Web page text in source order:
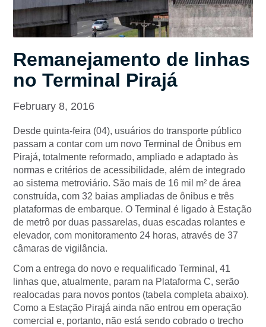
Remanejamento de linhas
no Terminal Pirajá
February 8, 2016
Desde quinta-feira (04), usuários do transporte público
passam a contar com um novo Terminal de Ônibus em
Pirajá, totalmente reformado, ampliado e adaptado às
normas e critérios de acessibilidade, além de integrado
ao sistema metroviário. São mais de 16 mil m² de área
construída, com 32 baias ampliadas de ônibus e três
plataformas de embarque. O Terminal é ligado à Estação
de metrô por duas passarelas, duas escadas rolantes e
elevador, com monitoramento 24 horas, através de 37
câmaras de vigilância.
Com a entrega do novo e requalificado Terminal, 41
linhas que, atualmente, param na Plataforma C, serão
realocadas para novos pontos (tabela completa abaixo).
Como a Estação Pirajá ainda não entrou em operação
comercial e, portanto, não está sendo cobrado o trecho